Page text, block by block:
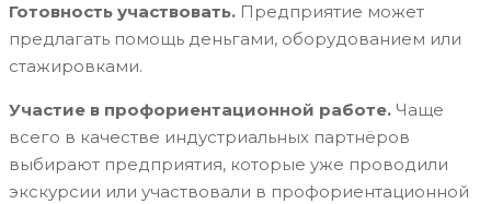
Готовность участвовать. Предприятие может
предлагать помощь деньгами, оборудованием или
стажировками.
Участие в профориентационной работе. Чаще
всего в качестве индустриальных партнёров
выбирают предприятия, которые уже проводили
экскурсии или участвовали в профориентационной